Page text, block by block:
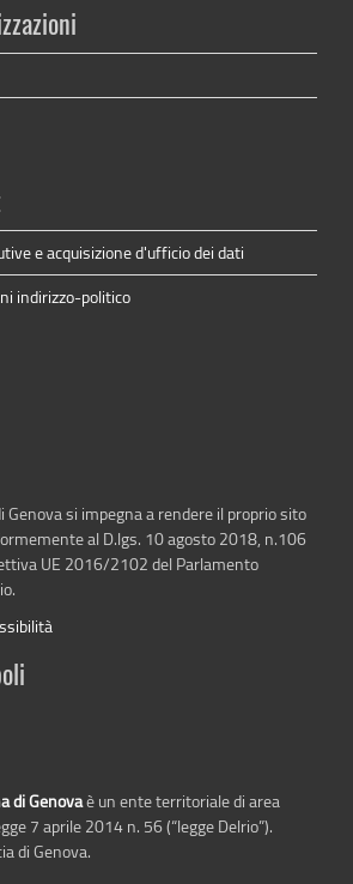
e acquisizione d'ufficio dei dati
indirizzo-politico
si impegna a rendere il proprio sito
al D.lgs. 10 agosto 2018, n.106
UE 2016/2102 del Parlamento
di Genovaè un ente territoriale di area
7 aprile 2014 n. 56 (“legge Delrio”).
di Genova.